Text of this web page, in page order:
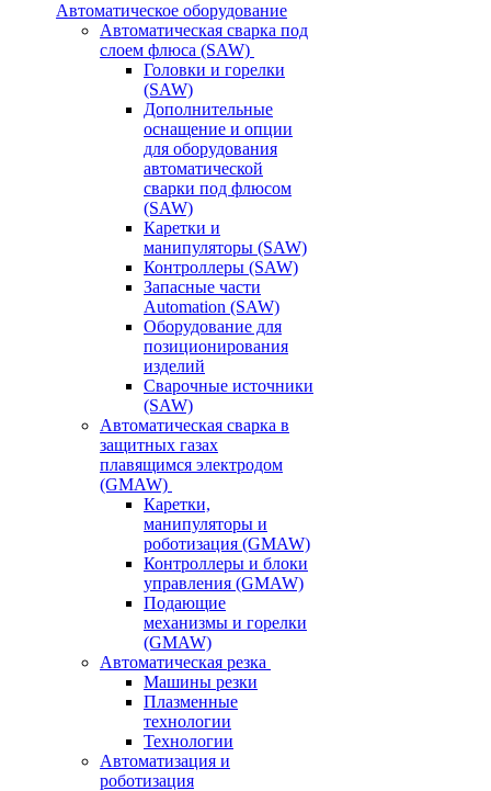
Автоматическое оборудование
Автоматическая сварка под
слоем флюса (SAW)
Головки и горелки
(SAW)
Дополнительные
оснащение и опции
для оборудования
автоматической
сварки под флюсом
(SAW)
Каретки и
манипуляторы (SAW)
Контроллеры (SAW)
Запасные части
Automation (SAW)
Оборудование для
позиционирования
изделий
Сварочные источники
(SAW)
Автоматическая сварка в
защитных газах
плавящимся электродом
(GMAW)
Каретки,
манипуляторы и
роботизация (GMAW)
Контроллеры и блоки
управления (GMAW)
Подающие
механизмы и горелки
(GMAW)
Автоматическая резка
Машины резки
Плазменные
технологии
Технологии
Автоматизация и
роботизация